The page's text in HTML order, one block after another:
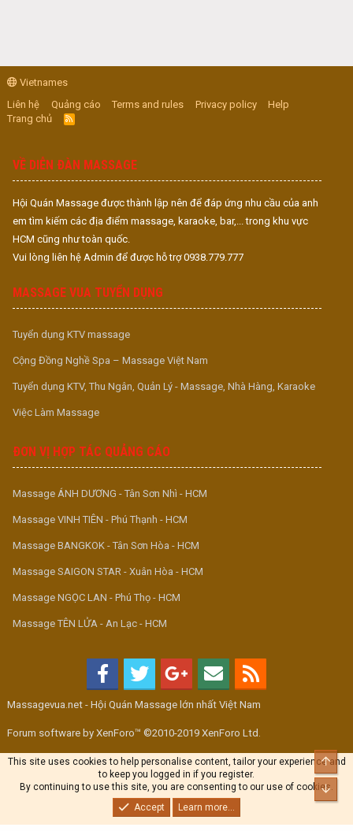
Vietnames
Liên hệ
Quảng cáo Terms and rules Privacy policy
Help
Trang chủ
R
S
VỀ DIỄN ĐÀN MASSAGE
Hội Quán Massage được thành lập nên để đáp ứng nhu cầu của anh
em tìm kiếm các địa điểm massage, karaoke, bar,... trong khu vực
HCM cũng như toàn quốc.
Vui lòng liên hệ Admin để được hỗ trợ 0938.779.777
MASSAGE VUA TUYỂN DỤNG
Tuyển dụng KTV massage
Cộng Đồng Nghề Spa – Massage Việt Nam
Tuyển dụng KTV, Thu Ngân, Quản Lý - Massage, Nhà Hàng, Karaoke
Việc Làm Massage
ĐƠN VỊ HỢP TÁC QUẢNG CÁO
Massage ÁNH DƯƠNG - Tân Sơn Nhì - HCM
Massage VINH TIÊN - Phú Thạnh - HCM
Massage BANGKOK - Tân Sơn Hòa - HCM
Massage SAIGON STAR - Xuân Hòa - HCM
Massage NGỌC LAN - Phú Thọ - HCM
Massage TÊN LỬA - An Lạc - HCM
Massagevua.net - Hội Quán Massage lớn nhất Việt Nam
Forum software by XenForo™ ©2010-2019 XenForo Ltd.
This site uses cookies to help personalise content, tailor your experience and
to keep you logged in if you register.
By continuing to use this site, you are consenting to our use of cookies.
Accept
Learn more...
Top